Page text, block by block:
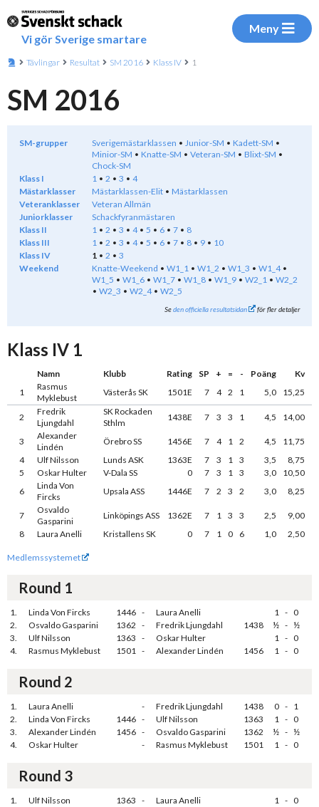
Vi gör Sverige smartare
Meny
Tävlingar Resultat SM 2016 Klass IV 1
SM 2016
SM-grupper Sverigemästarklassen Junior-SM
Kadett-SM
Minior-SM
Knatte-SM Veteran-SM
Blixt-SM
Chock-SM
Klass I
1 2 3
4
Mästarklasser
Mästarklassen-Elit
Mästarklassen
Veteranklasser
Veteran Allmän
Juniorklasser
Schackfyranmästaren
Klass II
1 2 3 4 5 6 7
8
Klass III
1 2 3 4 5 6 7 8 9
10
Klass IV
1 2
3
Weekend
Knatte-Weekend W1_1 W1_2 W1_3
W1_4
W1_5
W1_6 W1_7 W1_8 W1_9 W2_1
W2_2
W2_3
W2_4 W2_5
Seden officiella resultatsidan för fler detaljer
Klass IV 1
Namn Klubb Rating SP + = - Poäng
Kv
1
Rasmus
Myklebust
Västerås SK 1501E 7 4 2 1 5,0 15,25
2
Fredrik
Ljungdahl
SK Rockaden
Sthlm
1438E 7 3 3 1 4,5 14,00
3
Alexander
Lindén
Örebro SS 1456E 7 4 1 2 4,5
11,75
4
Ulf Nilsson Lunds ASK 1363E 7 3 1 3 3,5
8,75
5
Oskar Hulter V-Dala SS 0 7 3 1 3 3,0
10,50
6
Linda Von
Fircks
Upsala ASS 1446E 7 2 3 2 3,0 8,25
7
Osvaldo
Gasparini
Linköpings ASS 1362E 7 1 3 3 2,5
9,00
8
Laura Anelli Kristallens SK 0 7 1 0 6 1,0 2,50
Medlemssystemet
Round 1
1. Linda Von Fircks 1446 - Laura Anelli 1 - 0
2.
Osvaldo Gasparini 1362 - Fredrik Ljungdahl 1438 ½ - ½
3.
Ulf Nilsson 1363 - Oskar Hulter 1 - 0
4.
Rasmus Myklebust 1501 - Alexander Lindén 1456 1 - 0
Round 2
1. Laura Anelli - Fredrik Ljungdahl 1438 0 - 1
2.
Linda Von Fircks 1446 - Ulf Nilsson 1363 1 - 0
3.
Alexander Lindén 1456 - Osvaldo Gasparini 1362 ½ - ½
4.
Oskar Hulter - Rasmus Myklebust 1501 1 - 0
Round 3
1. Ulf Nilsson 1363 - Laura Anelli 1 - 0